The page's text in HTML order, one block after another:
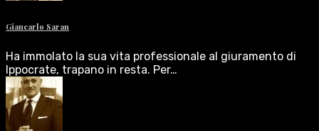
Giancarlo Saran
Ha immolato la sua vita professionale al giuramento di
Ippocrate, trapano in resta. Per…